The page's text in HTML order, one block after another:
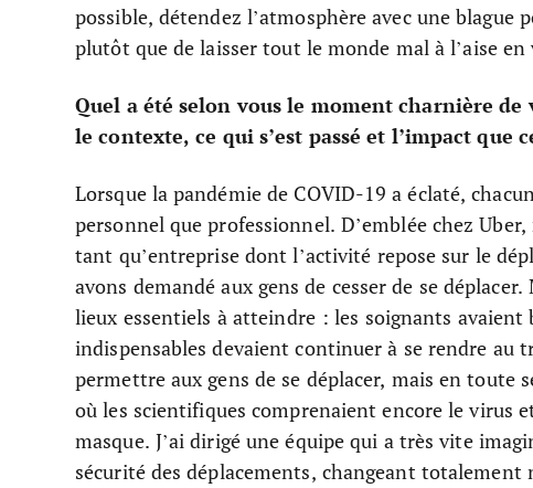
possible, détendez l’atmosphère avec une
plutôt que de laisser tout le monde mal à l’aise
Quel a été selon vous le moment charnière
le contexte, ce qui s’est passé et l’impact que
Lorsque la pandémie de COVID-19 a éclaté,
personnel que professionnel. D’emblée chez
tant qu’entreprise dont l’activité repose sur le
avons demandé aux gens de cesser de se
lieux essentiels à atteindre : les soignants
indispensables devaient continuer à se rendre
permettre aux gens de se déplacer, mais en toute
où les scientifiques comprenaient encore le virus
masque. J’ai dirigé une équipe qui a très vite
sécurité des déplacements, changeant